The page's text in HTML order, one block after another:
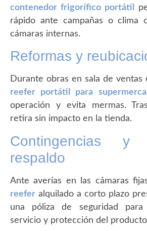
contenedor frigorífico portátil
rápido ante campañas o clima
cámaras internas.
Reformas y
Durante obras en sala de ventas
reefer portátil para
operación y evita mermas.
retira sin impacto en la tienda.
Contingencias
respaldo
Ante averías en las cámaras
reefer alquilado a corto plazo
una póliza de seguridad para
servicio y protección del